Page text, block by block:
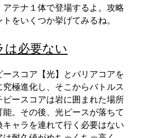
テナ１体で登場するよ。攻略
をいくつか挙げてみるね。
は必要ない
ースコア【光】とバリアコアを
究極進化し、そこからバトルス
ピースコアは岩に囲まれた場所
能。その後、光ピースが落ちて
キャラを連れて行く必要はない